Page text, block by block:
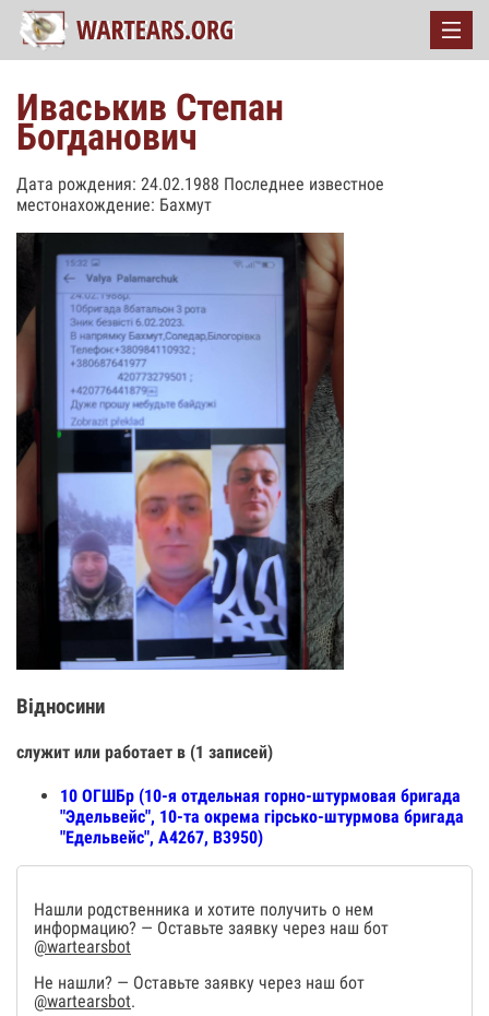
Иваськив Степан
Богданович
Дата рождения: 24.02.1988 Последнее известное
местонахождение: Бахмут
Відносини
служит или работает в (1 записей)
10 ОГШБр (10-я отдельная горно-штурмовая бригада
"Эдельвейс", 10-та окрема гірсько-штурмова бригада
"Едельвейс", А4267, В3950)
Нашли родственника и хотите получить о нем
информацию? — Оставьте заявку через наш бот
@wartearsbot
Не нашли? — Оставьте заявку через наш бот
@wartearsbot.